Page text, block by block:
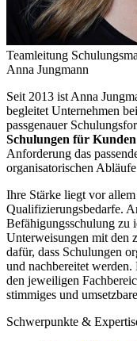
Teamleitung
Anna Jungmann
Seit 2013 ist Anna
begleitet Unternehmen
passgenauer
Schulungen für
Anforderung das
organisatorischen
Ihre Stärke liegt vor
Qualifizierungsbedarfe.
Befähigungsschulung zu
Unterweisungen mit den
dafür, dass Schulungen
und nachbereitet
den jeweiligen
stimmiges und
Schwerpunkte &